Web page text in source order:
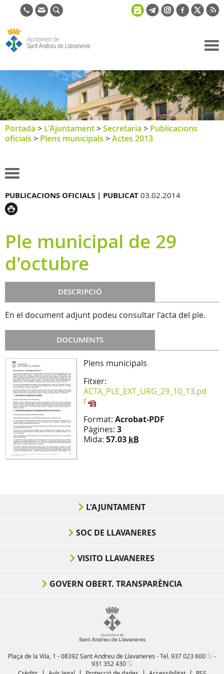
de Sant
Andreu de
Llavaneres
Portada > L'Ajuntament>Secretaria > Publicacions
oficials > Plens municipals >Actes 2013
PUBLICACIONS OFICIALS | PUBLICAT 03.02.2014
Ple municipal de 29
d'octubre
DESCRIPCIÓ
En el document adjunt podeu consultar l'acta del ple.
DOCUMENTS
Plens municipals
Fitxer:
ACTA_PLE_EXT_URG_29_10_13.pd
f
Format: Acrobat-PDF
Pàgines: 3
Mida: 57.03 kB
L'AJUNTAMENT
SOC DE LLAVANERES
VISITO LLAVANERES
GOVERN OBERT. TRANSPARÈNCIA
Plaça de la Vila, 1 - 08392 Sant Andreu de Llavaneres - Tel.937 023 600
-
931 352 430